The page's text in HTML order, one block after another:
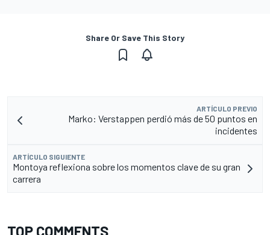
Share Or Save This Story
ARTÍCULO PREVIO
Marko: Verstappen perdió más de 50 puntos en
incidentes
ARTÍCULO SIGUIENTE
Montoya reflexiona sobre los momentos clave de su gran
carrera
TOP COMMENTS